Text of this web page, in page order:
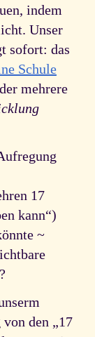
indem
Unser
sofort: das
Schule
mehrere
17
kann“)
~
den „17